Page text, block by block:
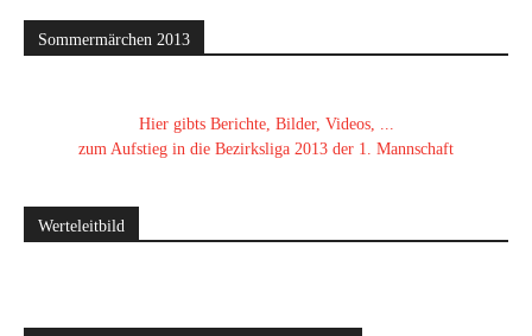
Sommermärchen 2013
Hier gibts Berichte, Bilder, Videos, ...
zum Aufstieg in die Bezirksliga 2013 der 1. Mannschaft
Werteleitbild